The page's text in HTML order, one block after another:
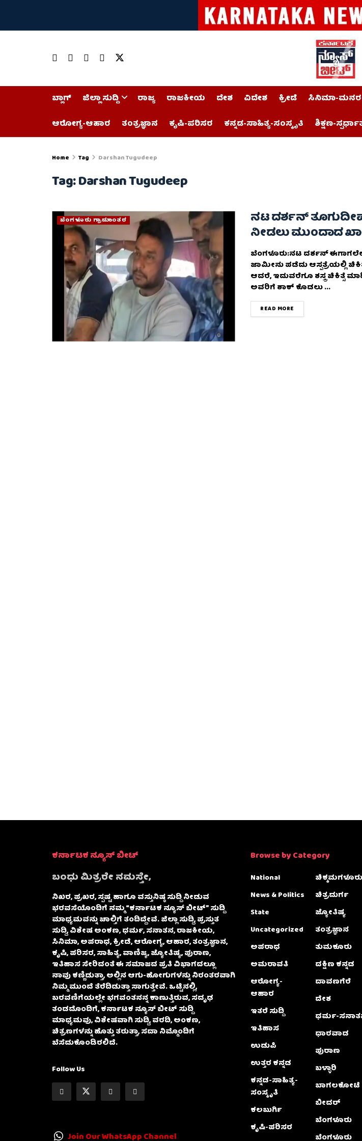
ಬ್ಲಾಗ್ ಜಿಲ್ಲಾ ಸುದ್ದಿ ರಾಜ್ಯ ರಾಜಕೀಯ ದೇಶ ವಿದೇಶ ಕ್ರೀಡೆ ಸಿನಿಮಾ-
ಆರೋಗ್ಯ-ಆಹಾರ
ತಂತ್ರಜ್ಞಾನ ಕೃಷಿ-ಪರಿಸರ ಕನ್ನಡ-ಸಾಹಿತ್ಯ-ಸಂಸ್ಕೃತಿ ಶಿಕ್ಷಣ-
Home Tag Darshan Tugudeep
Tag:Darshan Tugudeep
ಬೆಂಗಳೂರು ಗ್ರಾಮಾಂತರ ನಟ ದರ್ಶನ್
ನೀಡಲು ಮುಂದಾದ
ಬೆಂಗಳೂರು:ನಟ ದರ್ಶನ್ ಈಗಾಗಲೇ
ಜಾಮೀನು ಪಡೆದು ಆಸ್ಪತ್ರೆಯಲ್ಲಿ
ಆದರೆ, ಇದುವರೆಗೂ ಶಸ್ತ್ರ ಚಿಕಿತ್ಸೆ
ಅವರಿಗೆ ಶಾಕ್ ಕೊಡಲು ...
READ MORE
ಕರ್ನಾಟಕ ನ್ಯೂಸ್ ಬೀಟ್
ಬಂಧು ಮಿತ್ರರೇ ನಮಸ್ತೇ,
ನಿಖರ, ಪ್ರಖರ, ಸ್ಪಷ್ಟ ಹಾಗೂ ವಸ್ತುನಿಷ್ಠ ಸುದ್ದಿ ನೀಡುವ
ಭರವಸೆಯೊಂದಿಗೆ ನಮ್ಮ “ಕರ್ನಾಟಕ ನ್ಯೂಸ್ ಬೀಟ್” ಸುದ್ದಿ
ಮಾಧ್ಯಮವನ್ನು ಚಾಲ್ತಿಗೆ ತಂದಿದ್ದೇವೆ. ಜಿಲ್ಲಾ ಸುದ್ದಿ, ಪ್ರಸ್ತುತ
ಸುದ್ದಿ, ವಿಶೇಷ ಅಂಕಣ, ಧರ್ಮ, ಸನಾತನ, ರಾಜಕೀಯ,
ಸಿನಿಮಾ, ಅಪರಾಧ, ಕ್ರೀಡೆ, ಆರೋಗ್ಯ, ಆಹಾರ, ತಂತ್ರಜ್ಞಾನ,
ಕೃಷಿ, ಪರಿಸರ, ಸಾಹಿತ್ಯ, ವಾಣಿಜ್ಯ, ಜ್ಯೋತಿಷ್ಯ, ಪುರಾಣ,
ಇತಿಹಾಸ ಸೇರಿದಂತೆ ಈ ಸಮಾಜದ ಪ್ರತಿ ವಿಭಾಗದಲ್ಲೂ
ನಾವು ಕಣ್ಣಿಡುತ್ತಾ, ಅಲ್ಲಿನ ಆಗು-ಹೋಗುಗಳನ್ನು ನಿರಂತರವಾಗಿ
ನಿಮ್ಮ ಮುಂದೆ ತೆರೆದಿಡುತ್ತಾ ಸಾಗುತ್ತೇವೆ. ಒಟ್ಟಿನಲ್ಲಿ,
ಬರವಣಿಗೆಯಲ್ಲೇ ಭಗವಂತನನ್ನ ಕಾಣುತ್ತಿರುವ, ಸದೃಢ
ತಂಡದೊಂದಿಗೆ, ಕರ್ನಾಟಕ ನ್ಯೂಸ್ ಬೀಟ್ ಸುದ್ದಿ
ಮಾಧ್ಯಮವು, ವಿಶೇಷವಾಗಿ ಸುದ್ದಿ, ವರದಿ, ಅಂಕಣ,
ಚಿತ್ರಣಗಳನ್ನು ಹೊತ್ತು ತರುತ್ತಾ, ಸದಾ ನಿಮ್ಮೊಂದಿಗೆ
ಬೆಸೆದುಕೊಂಡಿರಲಿದೆ.
Follow Us
Join Our WhatsApp Channel
Browse by Category
National
News & Politics
State
Uncategorized
ಅಪರಾಧ
ಅಮರಾವತಿ
ಆರೋಗ್ಯ-
ಆಹಾರ
ಇತರೆ ಸುದ್ದಿ
ಇತಿಹಾಸ
ಉಡುಪಿ
ಉತ್ತರ ಕನ್ನಡ
ಕನ್ನಡ-ಸಾಹಿತ್ಯ-
ಸಂಸ್ಕೃತಿ
ಕಲಬುರ್ಗಿ
ಕೃಷಿ-ಪರಿಸರ
ಚಿಕ್ಕಮಗಳೂರು
ಚಿತ್ರದುರ್ಗ
ಜ್ಯೋತಿಷ್ಯ
ತಂತ್ರಜ್ಞಾನ
ತುಮಕೂರು
ದಕ್ಷಿಣ ಕನ್ನಡ
ದಾವಣಗೆರೆ
ದೇಶ
ಧರ್ಮ-
ಧಾರವಾಡ
ಪುರಾಣ
ಬಳ್ಳಾರಿ
ಬಾಗಲಕೋಟೆ
ಬೀದರ್
ಬೆಂಗಳೂರು
ಬೆಂಗಳೂರು